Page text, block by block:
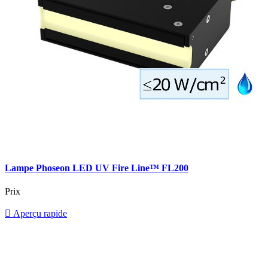
Lampe Phoseon LED UV Fire Line™ FL200
Prix
 Aperçu rapide